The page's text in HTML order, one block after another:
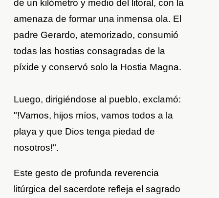
de un kilómetro y medio del litoral, con la
amenaza de formar una inmensa ola. El
padre Gerardo, atemorizado, consumió
todas las hostias consagradas de la
píxide y conservó solo la Hostia Magna.
Luego, dirigiéndose al pueblo, exclamó:
"!Vamos, hijos míos, vamos todos a la
playa y que Dios tenga piedad de
nosotros!".
Este gesto de profunda reverencia
litúrgica del sacerdote refleja el sagrado